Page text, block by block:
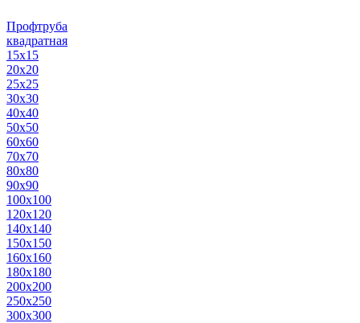
Профтруба
квадратная
15х15
20х20
25х25
30х30
40х40
50х50
60х60
70х70
80х80
90х90
100х100
120х120
140х140
150х150
160х160
180х180
200х200
250х250
300х300